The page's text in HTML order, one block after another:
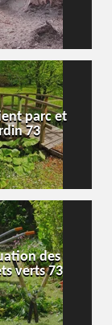
parc et
73
des
verts 73